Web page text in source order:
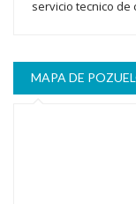
servicio tecnico de
MAPA DE